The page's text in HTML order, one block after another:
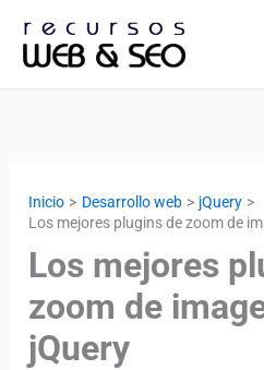
Inicio Desarrollo web
jQuery
Los mejores plugins de zoom de
Los mejores
zoom de
jQuery